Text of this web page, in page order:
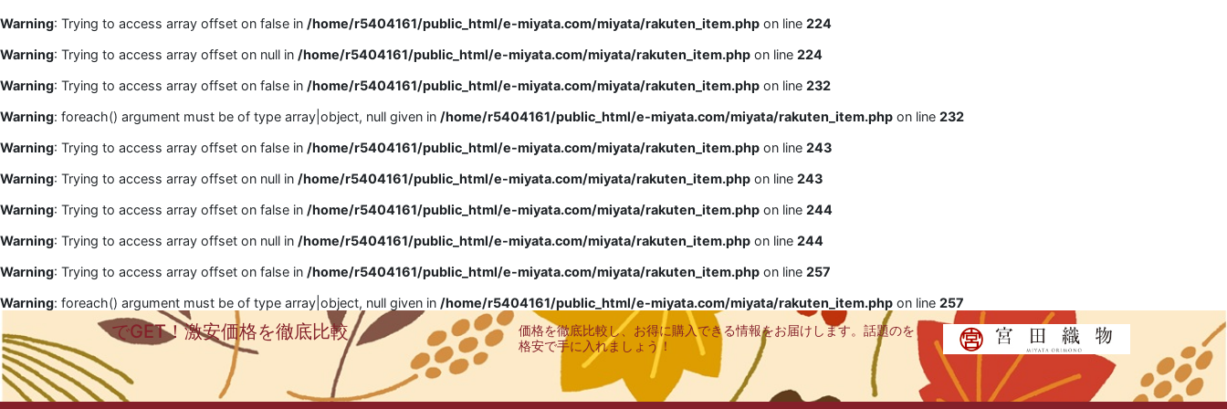
Warning: Trying to access array offset on false in /home/r5404161/public_html/e-miyata.com/miyata/rakuten_item.php on line 224
Warning: Trying to access array offset on null in /home/r5404161/public_html/e-miyata.com/miyata/rakuten_item.php on line 224
Warning: Trying to access array offset on false in /home/r5404161/public_html/e-miyata.com/miyata/rakuten_item.php on line 232
Warning: foreach() argument must be of type array|object, null given in /home/r5404161/public_html/e-miyata.com/miyata/rakuten_item.php on line 232
Warning: Trying to access array offset on false in /home/r5404161/public_html/e-miyata.com/miyata/rakuten_item.php on line 243
Warning: Trying to access array offset on null in /home/r5404161/public_html/e-miyata.com/miyata/rakuten_item.php on line 243
Warning: Trying to access array offset on false in /home/r5404161/public_html/e-miyata.com/miyata/rakuten_item.php on line 244
Warning: Trying to access array offset on null in /home/r5404161/public_html/e-miyata.com/miyata/rakuten_item.php on line 244
Warning: Trying to access array offset on false in /home/r5404161/public_html/e-miyata.com/miyata/rakuten_item.php on line 257
Warning: foreach() argument must be of type array|object, null given in /home/r5404161/public_html/e-miyata.com/miyata/rakuten_item.php on line 257
でGET！激安価格を徹底比較
価格を徹底比較し、お得に購入できる情報をお届けします。話題のを
格安で手に入れましょう！